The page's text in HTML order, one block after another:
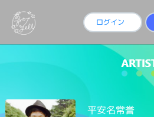
ログイン
平安名常誉